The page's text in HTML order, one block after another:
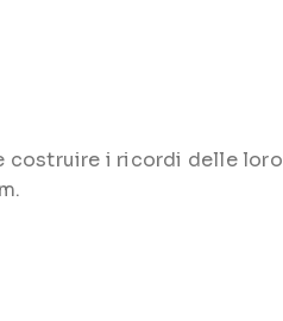
costruire i ricordi delle loro